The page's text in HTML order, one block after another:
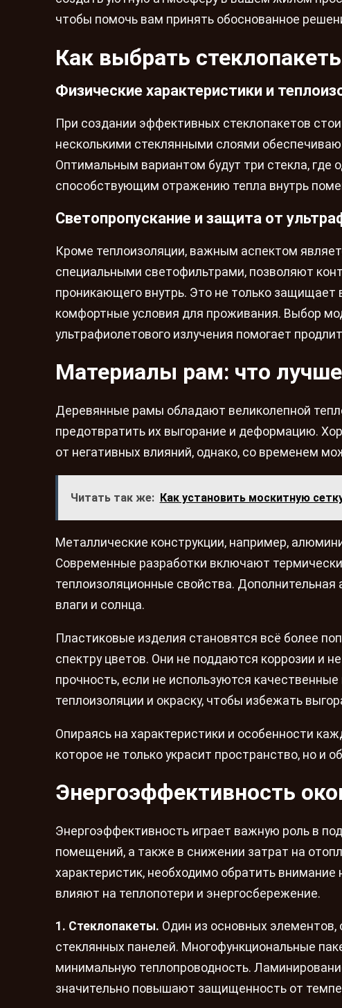
чтобы помочь вам принять обоснованное
Как выбрать
Физические характеристики и
При создании эффективных стеклопакетов
несколькими стеклянными слоями
Оптимальным вариантом будут три стекла, где
способствующим отражению тепла внутрь
Светопропускание и защита от
Кроме теплоизоляции, важным аспектом
специальными светофильтрами, позволяют
проникающего внутрь. Это не только защищает
комфортные условия для проживания. Выбор
ультрафиолетового излучения помогает
Материалы рам: что
Деревянные рамы обладают великолепной
предотвратить их выгорание и деформацию.
от негативных влияний, однако, со временем
Читать так же: Как установить москитную
Металлические конструкции, например,
Современные разработки включают
теплоизоляционные свойства.
влаги и солнца.
Пластиковые изделия становятся всё более
спектру цветов. Они не поддаются коррозии и
прочность, если не используются
теплоизоляции и окраску, чтобы избежать
Опираясь на характеристики и особенности
которое не только украсит пространство, но и
Энергоэффективность
Энергоэффективность играет важную роль в
помещений, а также в снижении затрат на
характеристик, необходимо обратить
влияют на теплопотери и энергосбережение.
1. Стеклопакеты. Один из основных
стеклянных панелей. Многофункциональные
минимальную теплопроводность.
значительно повышают защищенность от